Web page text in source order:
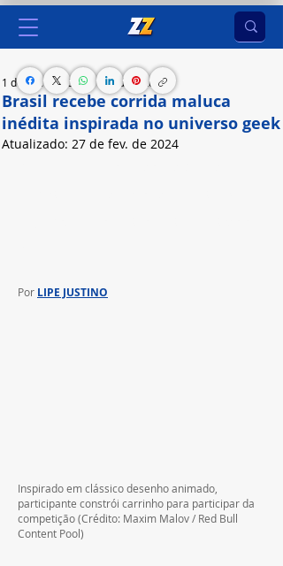
Brasil recebe corrida maluca
inédita inspirada no universo geek
1 de fev. de 2024 3 min de leitura
Atualizado: 27 de fev. de 2024
Por LIPE JUSTINO
Inspirado em clássico desenho animado,
participante constrói carrinho para participar da
competição (Crédito: Maxim Malov / Red Bull
Content Pool)